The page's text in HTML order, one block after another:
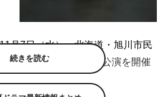
月7日（水）、北海道・旭川市民
りに、全国17都市18公演を開催
続きを読む